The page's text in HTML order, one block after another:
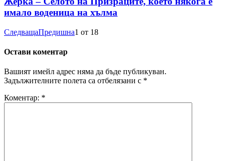
имало воденица на хълма
СледващаПредишна1 от 18
Остави коментар
Вашият имейл адрес няма да бъде публикуван.
Задължителните полета са отбелязани с *
Коментар: *